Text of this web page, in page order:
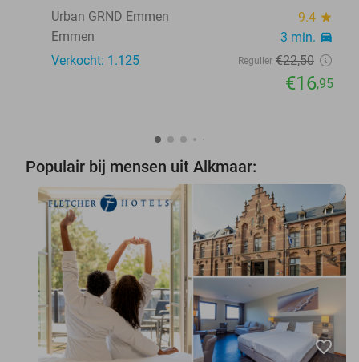
Urban GRND Emmen
9.4 star
Emmen 3 min. directions_car
Verkocht: 1.125 Regulier €22,50
€16,95
Populair bij mensen uit Alkmaar:
favorite_border